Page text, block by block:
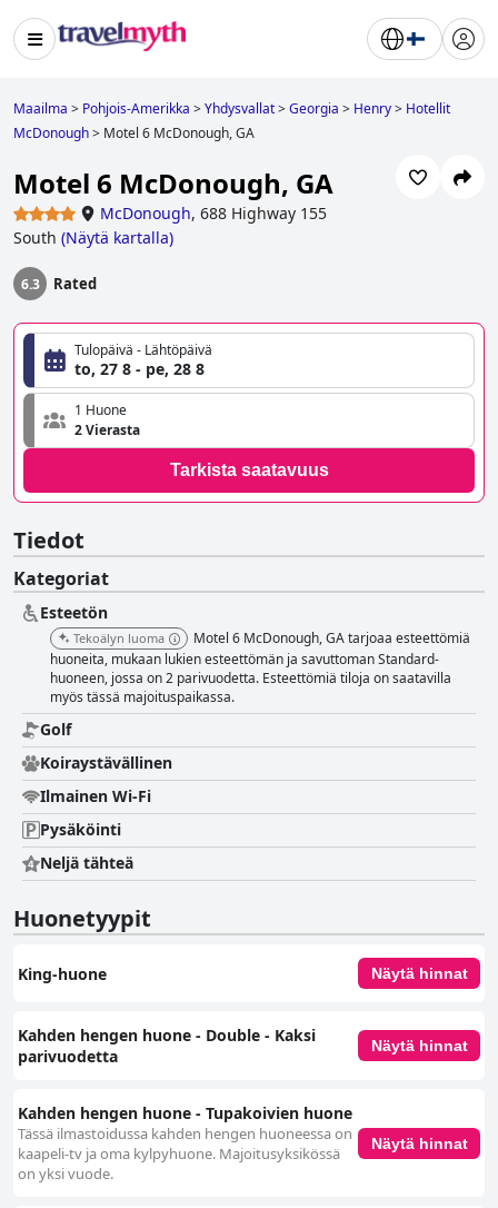
Maailma > Pohjois-Amerikka >Yhdysvallat>Georgia > Henry> Hotellit
McDonough> Motel 6 McDonough, GA
Motel 6 McDonough, GA
McDonough, 688 Highway 155
South (Näytä kartalla)
6.3 Rated
Tulopäivä - Lähtöpäivä
to, 27 8 - pe, 28 8
1 Huone
2 Vierasta
Tarkista saatavuus
Tiedot
Kategoriat
Esteetön
Tekoälyn luoma
Motel 6 McDonough, GA tarjoaa esteettömiä
huoneita, mukaan lukien esteettömän ja savuttoman Standard-
huoneen, jossa on 2 parivuodetta. Esteettömiä tiloja on saatavilla
myös tässä majoituspaikassa.
Golf
Koiraystävällinen
Ilmainen Wi-Fi
Pysäköinti
Neljä tähteä
Huonetyypit
King-huone Näytä hinnat
Kahden hengen huone - Double - Kaksi
parivuodetta
Näytä hinnat
Kahden hengen huone - Tupakoivien huone
Tässä ilmastoidussa kahden hengen huoneessa on
kaapeli-tv ja oma kylpyhuone. Majoitusyksikössä
on yksi vuode.
Näytä hinnat